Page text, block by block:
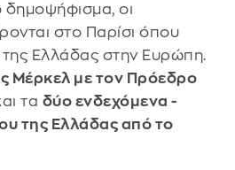
δημοψήφισμα, οι
στο Παρίσι όπου
της Ελλάδας στην Ευρώπη.
Μέρκελ με τον Πρόεδρο
τα δύο ενδεχόμενα -
της Ελλάδας από το